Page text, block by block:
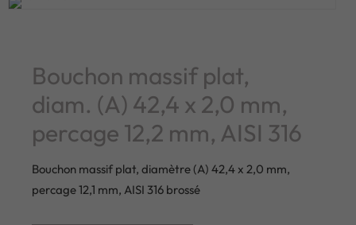
Bouchon massif plat,
diam. (A) 42,4 x 2,0 mm,
percage 12,2 mm, AISI 316
Bouchon massif plat, diamètre (A) 42,4 x 2,0 mm,
percage 12,1 mm, AISI 316 brossé